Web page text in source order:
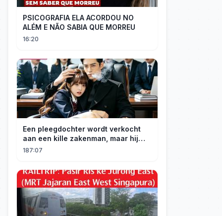
PSICOGRAFIA ELA ACORDOU NO
ALÉM E NÃO SABIA QUE MORREU
16:20
Een pleegdochter wordt verkocht
aan een kille zakenman, maar hij
wordt verliefd op haar en neemt
187:07